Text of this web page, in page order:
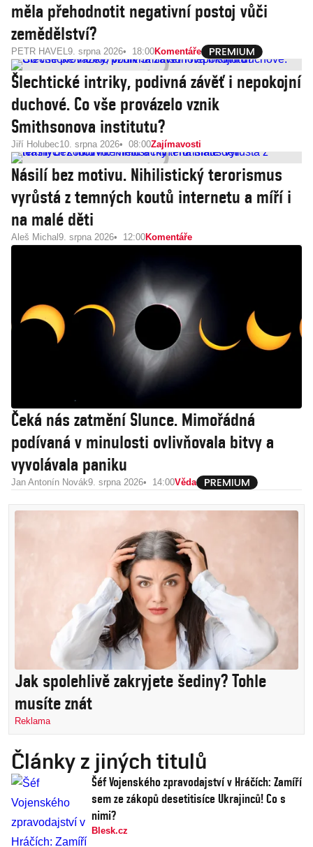
měla přehodnotit negativní postoj vůči
zemědělství?
PETR HAVEL9. srpna 2026 18:00Komentáře
Šlechtické intriky, podivná závěť i nepokojní
duchové. Co vše provázelo vznik
Smithsonova institutu?
Jiří Holubec10. srpna 2026 08:00Zajímavosti
Násilí bez motivu. Nihilistický terorismus
vyrůstá z temných koutů internetu a míří i
na malé děti
Aleš Michal 9. srpna 2026 12:00Komentáře
Čeká nás zatmění Slunce. Mimořádná
podívaná v minulosti ovlivňovala bitvy a
vyvolávala paniku
Jan Antonín Novák9. srpna 2026 14:00Věda
Jak spolehlivě zakryjete šediny? Tohle
musíte znát
Reklama
Články z jiných titulů
Šéf Vojenského zpravodajství v Hráčích: Zamíří
sem ze zákopů desetitisíce Ukrajinců! Co s
nimi?
Blesk.cz